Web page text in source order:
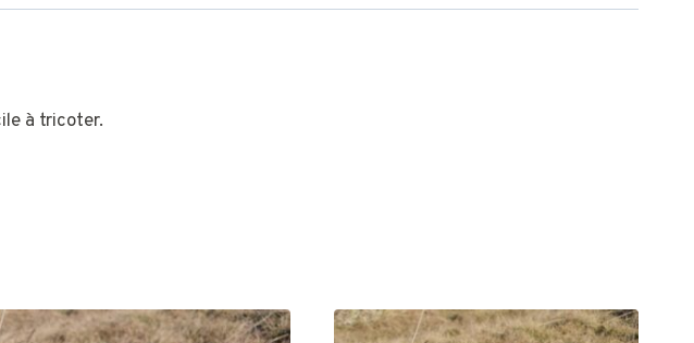
à tricoter.